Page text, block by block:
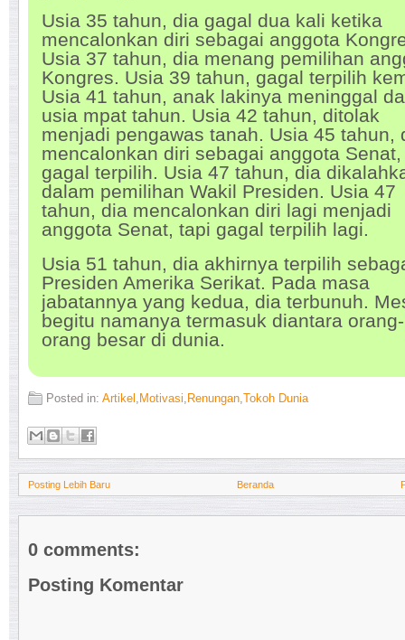
Usia 35 tahun, dia gagal dua kali ketika
mencalonkan diri sebagai anggota
Usia 37 tahun, dia menang pemilihan
Kongres. Usia 39 tahun, gagal terpilih
Usia 41 tahun, anak lakinya meninggal
usia mpat tahun. Usia 42 tahun, ditolak
menjadi pengawas tanah. Usia 45 tahun,
mencalonkan diri sebagai anggota
gagal terpilih. Usia 47 tahun, dia
dalam pemilihan Wakil Presiden. Usia 47
tahun, dia mencalonkan diri lagi menjadi
anggota Senat, tapi gagal terpilih lagi.
Usia 51 tahun, dia akhirnya terpilih
Presiden Amerika Serikat. Pada masa
jabatannya yang kedua, dia terbunuh.
begitu namanya termasuk diantara orang-
orang besar di dunia.
Posted in: Artikel Motivasi Renungan Tokoh Dunia
Posting Lebih Baru Beranda
0 comments:
Posting Komentar